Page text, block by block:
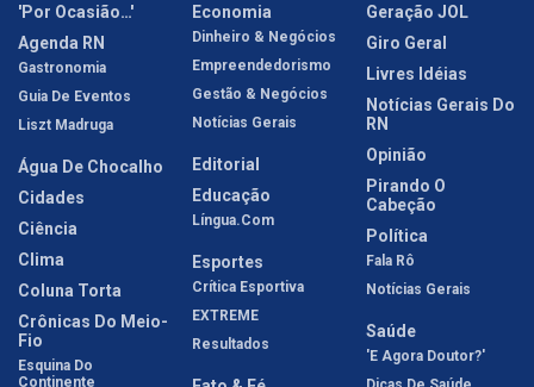
'Por Ocasião…'
Agenda RN
Gastronomia
Guia De Eventos
Liszt Madruga
Água De Chocalho
Cidades
Ciência
Clima
Coluna Torta
Crônicas Do Meio-
Fio
Esquina Do
Continente
Economia
Dinheiro & Negócios
Empreendedorismo
Gestão & Negócios
Notícias Gerais
Editorial
Educação
Língua.com
Esportes
Crítica Esportiva
EXTREME
Resultados
Geração JOL
Giro Geral
Livres Idéias
Notícias Gerais Do
RN
Opinião
Pirando O
Cabeção
Política
Fala Rô
Notícias Gerais
Saúde
'E Agora Doutor?'